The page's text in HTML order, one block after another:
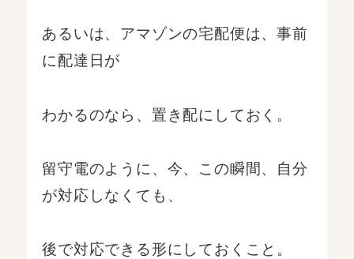
あるいは、アマゾンの宅配便は、事前
に配達日が
わかるのなら、置き配にしておく。
留守電のように、今、この瞬間、自分
が対応しなくても、
後で対応できる形にしておくこと。